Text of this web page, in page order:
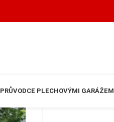
PRŮVODCE PLECHOVÝMI